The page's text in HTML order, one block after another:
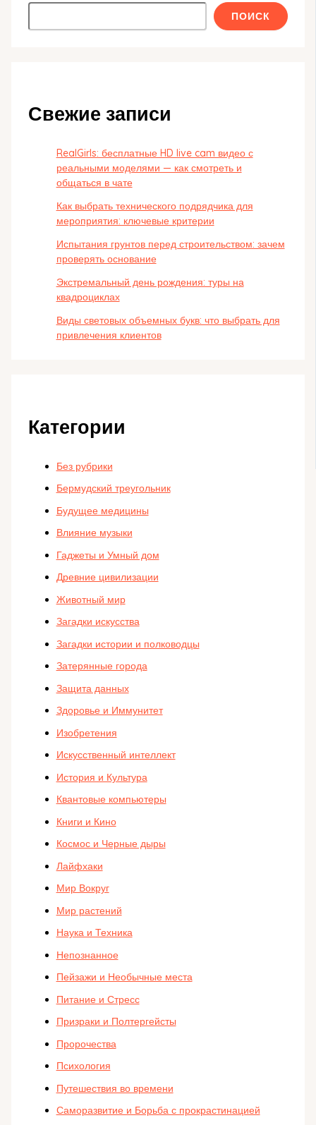
ПОИСК
Свежие записи
RealGirls: бесплатные HD live cam видео с
реальными моделями — как смотреть и
общаться в чате
Как выбрать технического подрядчика для
мероприятия: ключевые критерии
Испытания грунтов перед строительством: зачем
проверять основание
Экстремальный день рождения: туры на
квадроциклах
Виды световых объемных букв: что выбрать для
привлечения клиентов
Категории
Без рубрики
Бермудский треугольник
Будущее медицины
Влияние музыки
Гаджеты и Умный дом
Древние цивилизации
Животный мир
Загадки искусства
Загадки истории и полководцы
Затерянные города
Защита данных
Здоровье и Иммунитет
Изобретения
Искусственный интеллект
История и Культура
Квантовые компьютеры
Книги и Кино
Космос и Черные дыры
Лайфхаки
Мир Вокруг
Мир растений
Наука и Техника
Непознанное
Пейзажи и Необычные места
Питание и Стресс
Призраки и Полтергейсты
Пророчества
Психология
Путешествия во времени
Саморазвитие и Борьба с прокрастинацией